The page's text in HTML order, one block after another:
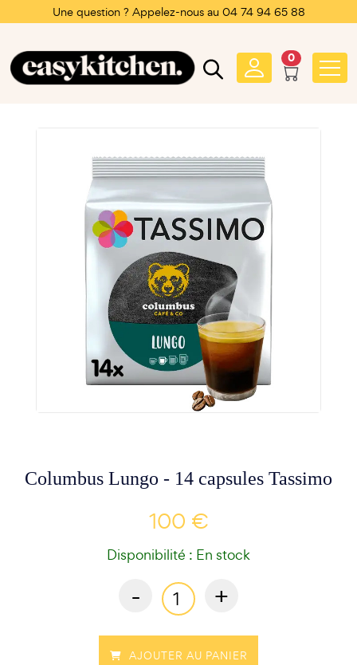
Une question ? Appelez-nous au 04 74 94 65 88
0
Columbus Lungo - 14 capsules Tassimo
100 €
Disponibilité : En stock
- +
AJOUTER AU PANIER